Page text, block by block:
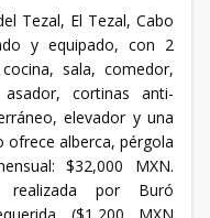
Tezal, El Tezal, Cabo
y equipado, con 2
sala, comedor,
cortinas anti-
elevador y una
ofrece alberca, pérgola
$32,000 MXN.
realizada por Buró